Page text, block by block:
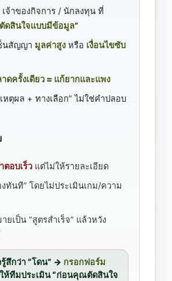
เจ้าของกิจการ / นักลงทุน ที่
ตัดสินใจแบบมีข้อมูล”
นสัญญา มูลค่าสูง หรือ เงื่อนไขซับ
ดครั้งเดียว = แก้ยากและแพง
หตุผล + ทางเลือก” ไม่ใช่คำปลอบ
ตอบเร็ว แต่ไม่ให้รายละเอียด
ทันที” โดยไม่ประเมินเกม/ความ
ยเป็น “สูตรสำเร็จ” แล้วหวัง
สึกว่า “โดน” → กรอกฟอร์ม
ห้ทีมประเมิน “ก่อนคุณตัดสินใจ